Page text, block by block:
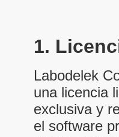
1.
Labodelek
una licencia
exclusiva y
el software